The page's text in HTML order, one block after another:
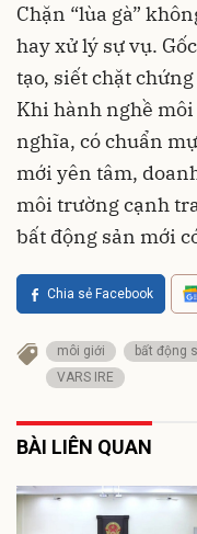
Chặn “lùa gà”
hay xử lý sự vụ.
tạo, siết chặt
Khi hành nghề
nghĩa, có chuẩn
mới yên tâm,
môi trường cạnh
bất động sản mới
Chia sẻ Facebook
môi giới bất động
VARS IRE
BÀI LIÊN QUAN